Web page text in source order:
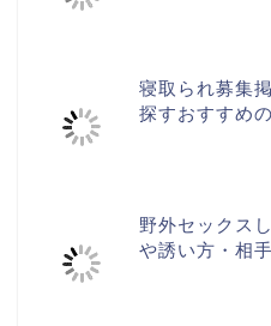
寝取られ募集
探すおすすめ
野外セックス
や誘い方・相